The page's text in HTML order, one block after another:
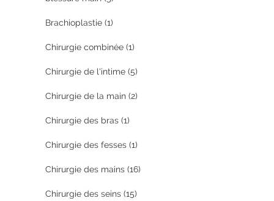
Brachioplastie (1)
Chirurgie combinée (1)
Chirurgie de l'intime (5)
Chirurgie de la main (2)
Chirurgie des bras (1)
Chirurgie des fesses (1)
Chirurgie des mains (16)
Chirurgie des seins (15)